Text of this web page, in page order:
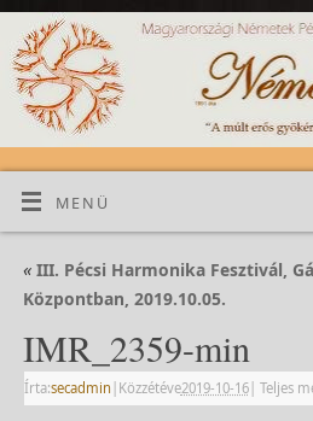
MENÜ
«III. Pécsi Harmonika Fesztivál,
Központban, 2019.10.05.
IMR_2359-min
Írta:secadmin | Közzétéve2019-10-16| Teljes